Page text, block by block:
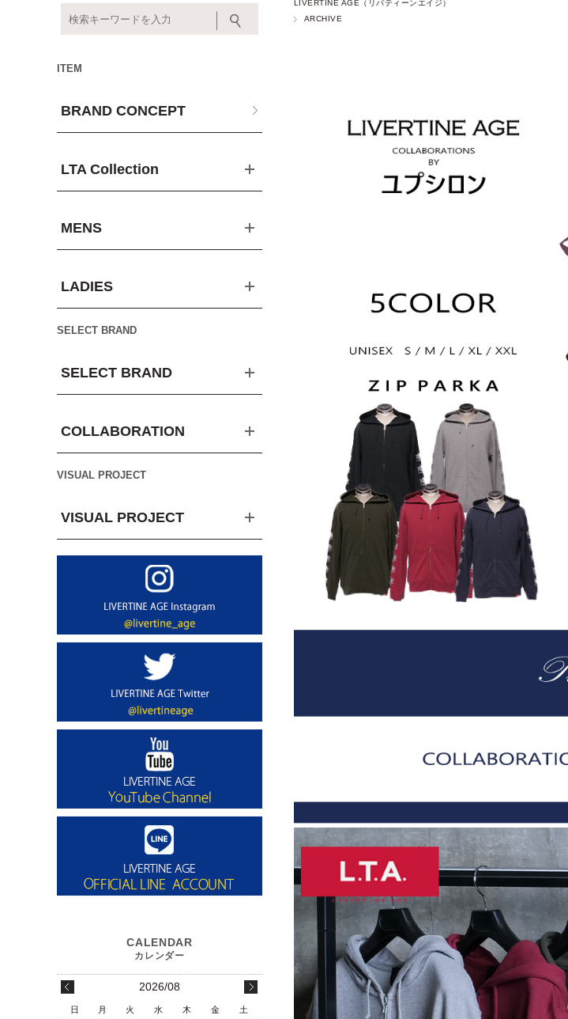
LIVERTINE AGE（リバティーンエイジ）
ARCHIVE
ITEM
BRAND CONCEPT
LTA Collection
MENS
LADIES
SELECT BRAND
SELECT BRAND
COLLABORATION
VISUAL PROJECT
VISUAL PROJECT
2026/08
日 月 火 水 木 金
土